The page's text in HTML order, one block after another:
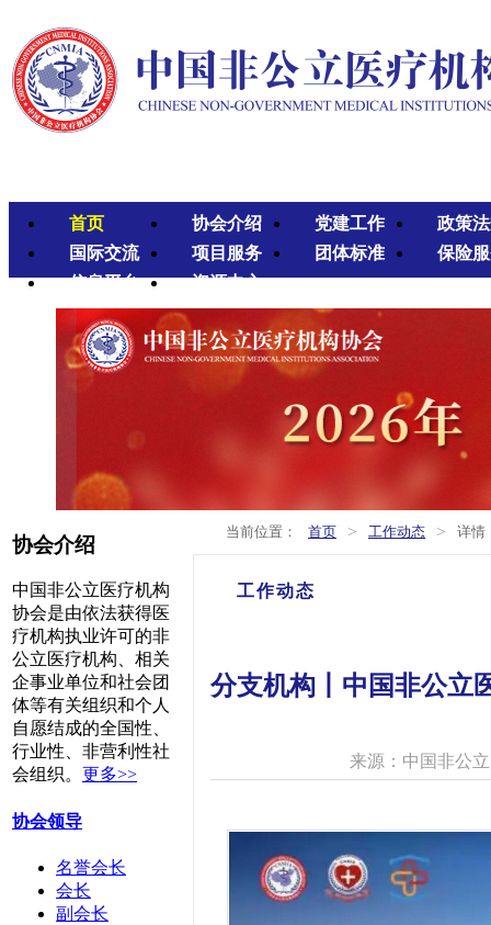
首页 协会介绍 党建工作
政策
国际交流
项目服务 团体标准
保险
信息平台
资源中心
协会介绍
中国非公立医疗机构
协会是由依法获得医
疗机构执业许可的非
公立医疗机构、相关
企事业单位和社会团
体等有关组织和个人
自愿结成的全国性、
行业性、非营利性社
会组织。 更多>>
协会领导
名誉会长
会长
副会长
当前位置： 首页 > 工作动态 > 详情
工作动态
分支机构丨中国非公立
来源：中国非公